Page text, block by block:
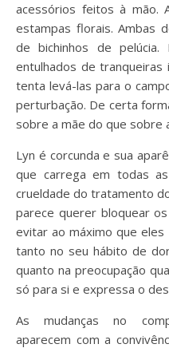
acessórios feitos à mão.
estampas florais. Ambas
de bichinhos de
entulhados de tranqueiras
tenta levá-las para o
perturbação. De certa
sobre a mãe do que sobre
Lyn é corcunda e sua
que carrega em todas
crueldade do tratamento
parece querer bloquear
evitar ao máximo que eles
tanto no seu hábito de
quanto na preocupação
só para si e expressa o
As mudanças no
aparecem com a